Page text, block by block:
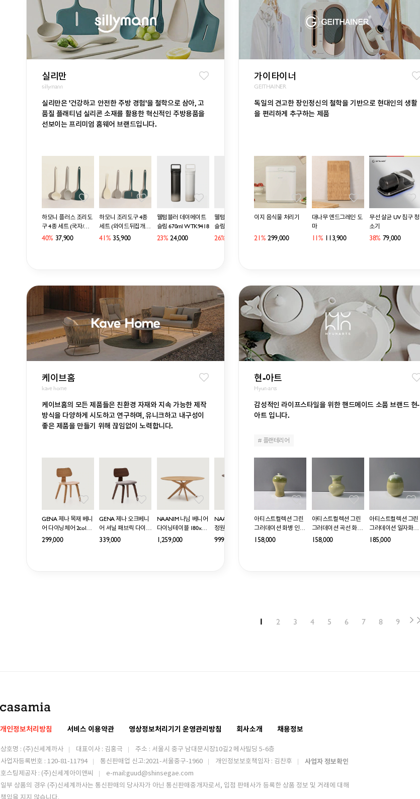
실리만
sillymann
실리만은 '건강하고 안전한 주방 경험'을 철학으로 삼아, 고
품질 플래티넘 실리콘 소재를 활용한 혁신적인 주방용품을
선보이는 프리미엄 홈웨어 브랜드입니다.
하모니 플러스 조리도
구 4종 세트 (국자/요
리스푼/뒤집개)
40% 37,900
하모니 조리도구 4종
세트 (와이드뒤집개/요
리스푼/알뜰주걱/밥주
41% 35,900
웰텀블러 데이메이트
슬림 670ml WTK9418
23% 24,000
웰텀블러 데이메이트
슬림 550ml WTK9417
26%
가이타이너
GEITHAINER
독일의 견고한 장인정신의 철학을 기반으로 현대인의 생활
을 편리하게 추구하는 제품
이지 음식물 처리기
21% 299,000
대나무 엔드그레인 도
마
11% 113,900
무선 살균 UV 침구 청
소기
38% 79,000
케이브홈
kave home
케이브홈의 모든 제품들은 친환경 자재와 지속 가능한 제작
방식을 다양하게 시도하고 연구하며, 유니크하고 내구성이
좋은 제품을 만들기 위해 끊임없이 노력합니다.
GENA 제나 목재 베니
어 다이닝체어 2color
(오크/월넛)
299,000
GENA 제나 오크베니
어 셔닐 패브릭 다이닝
체어 2color (오크/월
339,000
NAANIM 나님 베니어
다이닝테이블 180x11
0cm 2color (오크/월
넛)
1,259,000
NAANIM 나님 베니어
정원형 다이닝테이블
Ø120cm 2color (오크/
999,000
현-아트
Hyun-arts
감성적인 라이프스타일을 위한 핸드메이드 소품 브랜드 현-
아트 입니다.
# 플랜테리어
아티스트컬렉션 그린
그러데이션 화병 인테
리어 소품
158,000
아티스트컬렉션 그린
그러데이션 곡선 화병
인테리어 소품
158,000
아티스트컬렉션 그린
그러데이션 일자화병
인테리어 소품
185,000
1 2 3 4 5 6 7 8 9
개인정보처리방침 서비스 이용약관 영상정보처리기기 운영관리방침 회사소개 채용정보
상호명 : (주)신세계까사 대표이사 : 김홍극 주소 : 서울시 중구 남대문시장10길2 메사빌딩 5-6층
사업자등록번호 : 120-81-11794
통신판매업 신고:2021-서울중구-1960 개인정보보호책임자 : 김찬후 사업자 정보확인
호스팅제공자 : (주)신세계아이앤씨
e-mail:guud@shinsegae.com
일부 상품의 경우 (주)신세계까사는 통신판매의 당사자가 아닌 통신판매중개자로서, 입점 판매사가 등록한 상품 정보 및 거래에 대해